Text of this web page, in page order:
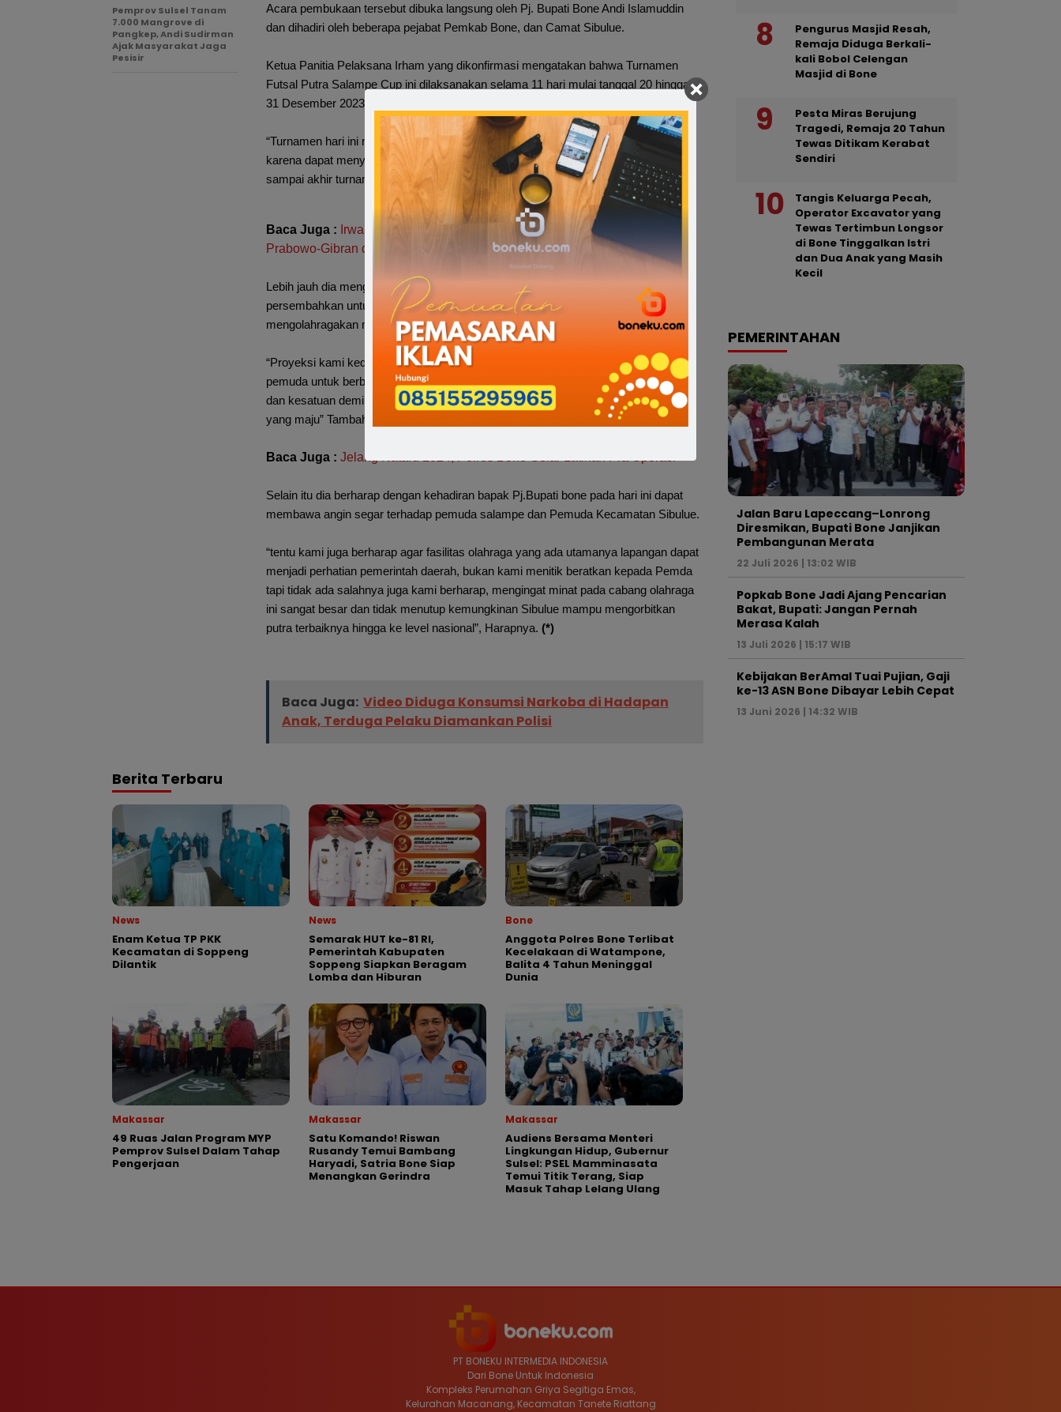
Acara pembukaan tersebut dibuka langsung oleh Pj. Bupati Bone Andi Islamuddin
dan dihadiri oleh beberapa pejabat Pemkab Bone, dan Camat Sibulue.
Ketua Panitia Pelaksana Irham yang dikonfirmasi mengatakan bahwa Turnamen
Futsal Putra Salampe Cup ini dilaksanakan selama 11 hari mulai tanggal 20 hingga
31 Desember 2023.
“Turnamen hari ini merupakan momen yang berbahagia bagi pemuda Salampe
karena dapat menyelenggarakan event dengan baik dan semoga lancar dan aman
sampai akhir turnamen,”Ucap Irham
Baca Juga : Irwandi Burhan Target Suara Diatas 70% Untuk Menangkan
Prabowo-Gibran di Bone
Lebih jauh dia mengatakan bahwa, Turnamen futsal pemuda salampe ini mereka
persembahkan untuk Sibulue dengan tujuan memasyarakatkan olahraga dan
mengolahragakan masyarakat.
“Proyeksi kami kedepan lewat kegiatan ini kami berharap agar semangat para
pemuda untuk berbuat dan berkarya dan dapat menumbuhkan semangat persatuan
dan kesatuan demi terwujudnya Sibulue bangkit, kita mulai dari Sibulue untuk bone
yang maju” Tambahnya
Baca Juga : Jelang Nataru 2024, Polres Bone Gelar Latihan Pra Operasi
Selain itu dia berharap dengan kehadiran bapak Pj.Bupati bone pada hari ini dapat
membawa angin segar terhadap pemuda salampe dan Pemuda Kecamatan Sibulue.
“tentu kami juga berharap agar fasilitas olahraga yang ada utamanya lapangan dapat
menjadi perhatian pemerintah daerah, bukan kami menitik beratkan kepada Pemda
tapi tidak ada salahnya juga kami berharap, mengingat minat pada cabang olahraga
ini sangat besar dan tidak menutup kemungkinan Sibulue mampu mengorbitkan
putra terbaiknya hingga ke level nasional”, Harapnya. (*)
Baca Juga: Video Diduga Konsumsi Narkoba di Hadapan
Anak, Terduga Pelaku Diamankan Polisi
Pemprov Sulsel Tanam
7.000 Mangrove di
Pangkep, Andi Sudirman
Ajak Masyarakat Jaga
Pesisir
Berita Terbaru
News
Enam Ketua TP PKK
Kecamatan di Soppeng
Dilantik
News
Semarak HUT ke-81 RI,
Pemerintah Kabupaten
Soppeng Siapkan Beragam
Lomba dan Hiburan
Bone
Anggota Polres Bone Terlibat
Kecelakaan di Watampone,
Balita 4 Tahun Meninggal
Dunia
Makassar
49 Ruas Jalan Program MYP
Pemprov Sulsel Dalam Tahap
Pengerjaan
Makassar
Satu Komando! Riswan
Rusandy Temui Bambang
Haryadi, Satria Bone Siap
Menangkan Gerindra
Makassar
Audiens Bersama Menteri
Lingkungan Hidup, Gubernur
Sulsel: PSEL Mamminasata
Temui Titik Terang, Siap
Masuk Tahap Lelang Ulang
Pengurus Masjid Resah,
Remaja Diduga Berkali-
kali Bobol Celengan
Masjid di Bone
Pesta Miras Berujung
Tragedi, Remaja 20 Tahun
Tewas Ditikam Kerabat
Sendiri
Tangis Keluarga Pecah,
Operator Excavator yang
Tewas Tertimbun Longsor
di Bone Tinggalkan Istri
dan Dua Anak yang Masih
Kecil
PEMERINTAHAN
Jalan Baru Lapeccang–Lonrong
Diresmikan, Bupati Bone Janjikan
Pembangunan Merata
22 Juli 2026 | 13:02 WIB
Popkab Bone Jadi Ajang Pencarian
Bakat, Bupati: Jangan Pernah
Merasa Kalah
13 Juli 2026 | 15:17 WIB
Kebijakan BerAmal Tuai Pujian, Gaji
ke-13 ASN Bone Dibayar Lebih Cepat
13 Juni 2026 | 14:32 WIB
PT BONEKU INTERMEDIA INDONESIA
Dari Bone Untuk Indonesia
Kompleks Perumahan Griya Segitiga Emas,
Kelurahan Macanang, Kecamatan Tanete Riattang